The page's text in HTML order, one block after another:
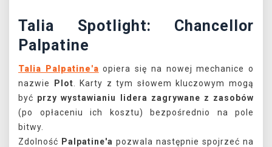
Talia Spotlight: Chancellor
Palpatine
Talia Palpatine'a opiera się na nowej mechanice o
nazwie
Plot . Karty z tym słowem kluczowym mogą
być przy wystawianiu lidera zagrywane z zasobów
(po opłaceniu ich kosztu) bezpośrednio na pole
bitwy.
Zdolność Palpatine'a pozwala następnie spojrzeć na